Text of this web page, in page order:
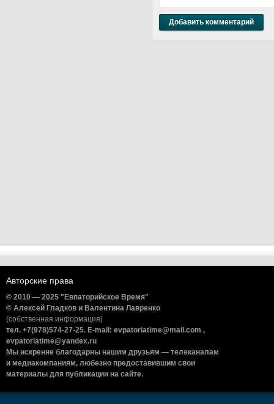
Авторские права
© 2010 — 2025 "Евпаторийское Время"
© Алексей Гладков и Валентина Лавренко
(собственная информация)
тел. +7(978)574-27-25. E-mail: evpatoriatime@mail.com ,
evpatoriatime@yandex.ru
Мы искренне благодарны нашим друзьям — телеканалам
и медиакомпаниям, любезно предоставившим свои
материалы для публикации на сайте.